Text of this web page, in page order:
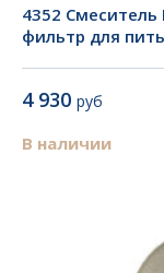
4352 Смеситель
фильтр для
4 930 руб
В наличии